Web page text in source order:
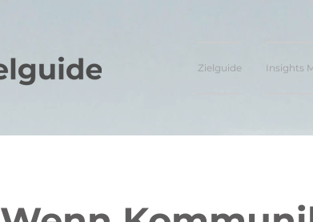
Zielguide Insights